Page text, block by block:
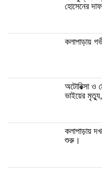
হোসেনের
কলাপাড়ায়
অটোরিক্সা ও
ভাইয়ের
কলাপাড়ায়
শুরু।